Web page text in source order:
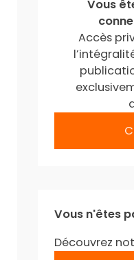
Vous
Accès
Vous n'êtes
Découvrez